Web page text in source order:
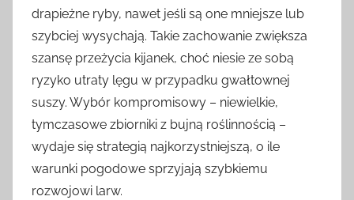
drapieżne ryby, nawet jeśli są one mniejsze lub
szybciej wysychają. Takie zachowanie zwiększa
szansę przeżycia kijanek, choć niesie ze sobą
ryzyko utraty lęgu w przypadku gwałtownej
suszy. Wybór kompromisowy – niewielkie,
tymczasowe zbiorniki z bujną roślinnością –
wydaje się strategią najkorzystniejszą, o ile
warunki pogodowe sprzyjają szybkiemu
rozwojowi larw.